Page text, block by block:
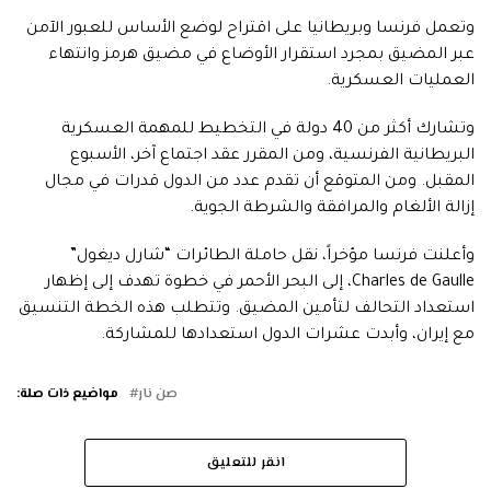
وتعمل فرنسا وبريطانيا على اقتراح لوضع الأساس للعبور الآمن
عبر المضيق بمجرد استقرار الأوضاع في مضيق هرمز وانتهاء
العمليات العسكرية.
وتشارك أكثر من 40 دولة في التخطيط للمهمة العسكرية
البريطانية الفرنسية، ومن المقرر عقد اجتماع آخر، الأسبوع
المقبل. ومن المتوقع أن تقدم عدد من الدول قدرات في مجال
إزالة الألغام والمرافقة والشرطة الجوية.
وأعلنت فرنسا مؤخراً، نقل حاملة الطائرات “شارل ديغول”
Charles de Gaulle، إلى البحر الأحمر في خطوة تهدف إلى إظهار
استعداد التحالف لتأمين المضيق. وتتطلب هذه الخطة التنسيق
مع إيران، وأبدت عشرات الدول استعدادها للمشاركة.
مواضيع ذات صلة: صن نار
انقر للتعليق